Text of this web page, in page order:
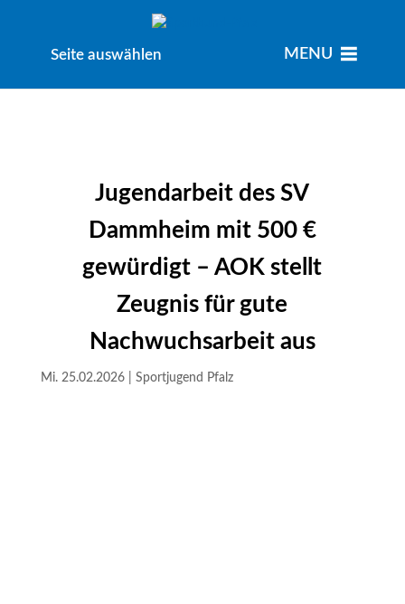
Seite auswählen MENU
Jugendarbeit des SV
Dammheim mit 500 €
gewürdigt – AOK stellt
Zeugnis für gute
Nachwuchsarbeit aus
Mi. 25.02.2026| Sportjugend Pfalz